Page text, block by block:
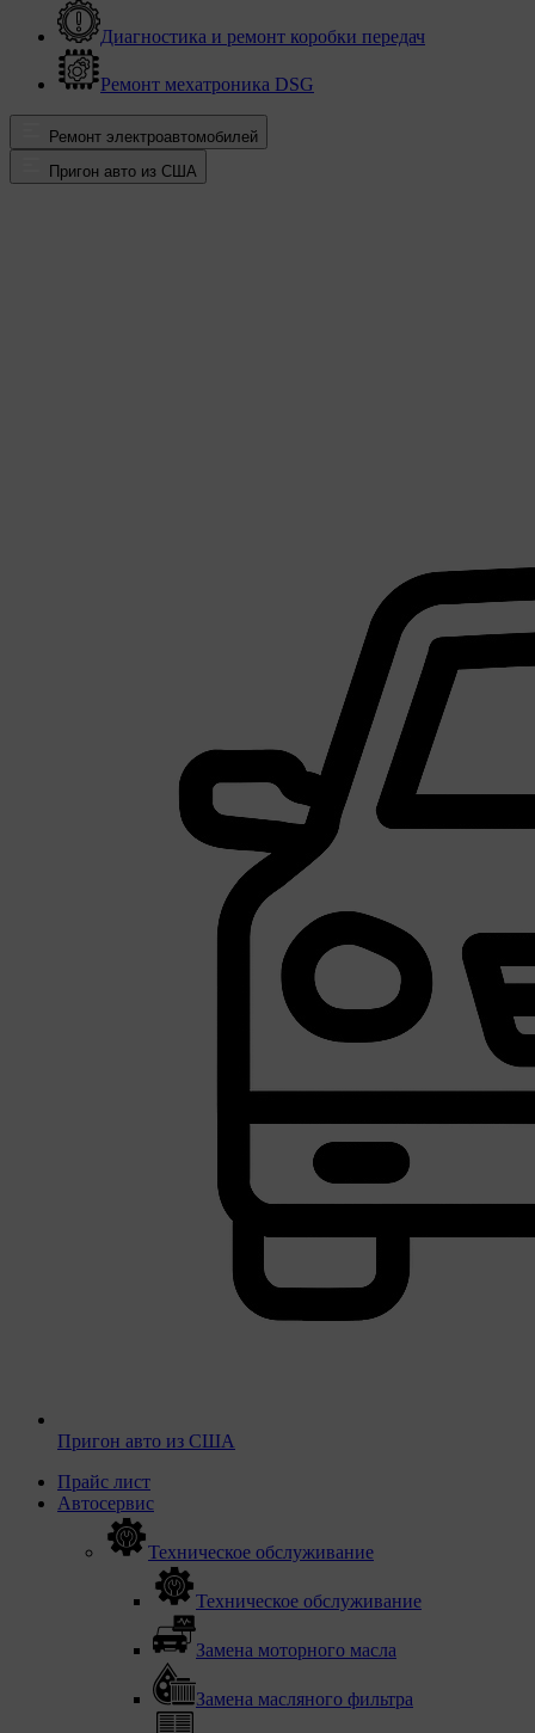
Диагностика и ремонт коробки передач
Ремонт мехатроника DSG
Ремонт электроавтомобилей
Пригон авто из США
Пригон авто из США
Прайс лист
Автосервис
Техническое обслуживание
Техническое обслуживание
Замена моторного масла
Замена масляного фильтра